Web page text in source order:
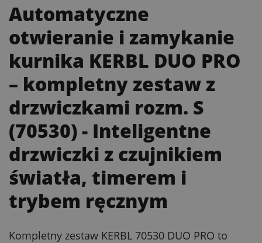
Automatyczne
otwieranie i zamykanie
kurnika KERBL DUO PRO
– kompletny zestaw z
drzwiczkami rozm. S
(70530)- Inteligentne
drzwiczki z czujnikiem
światła, timerem i
trybem ręcznym
Kompletny zestaw KERBL 70530 DUO PRO to